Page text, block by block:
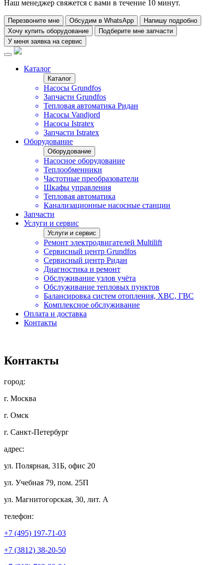
Наш менеджер свяжется с вами в течение 10 минут.
Перезвоните мне Обсудим в WhatsApp
Напишу подробно
Хочу купить оборудование
Подберите мне запчасти
У меня заявка на сервис
Каталог
Каталог
Насосы Grundfos
Запчасти Grundfos
Тепловая автоматика Ридан
Насосы Vandjord
Насосы Istratex
Запчасти Istratex
Оборудование
Оборудование
Насосное оборудование
Теплообменники
Частотные преобразователи
Шкафы управления
Тепловая автоматика
Канализационные насосные станции
Запчасти
Услуги и сервис
Услуги и сервис
Ремонт электродвигателей Multilift
Сервисный центр Grundfos
Сервисный центр Ридан
Диагностика и ремонт
Обслуживание узлов учёта
Обслуживание тепловых пунктов
Балансировка систем отопления, ХВС, ГВС
Комплексное обслуживание
Оплата и доставка
Контакты
Контакты
город:
г. Москва
г. Омск
г. Санкт-Петербург
адрес:
ул. Полярная, 31Б, офис 20
ул. Учебная 79, пом. 25П
ул. Магнитогорская, 30, лит. А
телефон:
+7 (495) 197-71-03
+7 (3812) 38-20-50